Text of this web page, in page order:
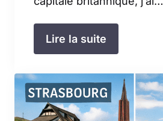
Lire la suite